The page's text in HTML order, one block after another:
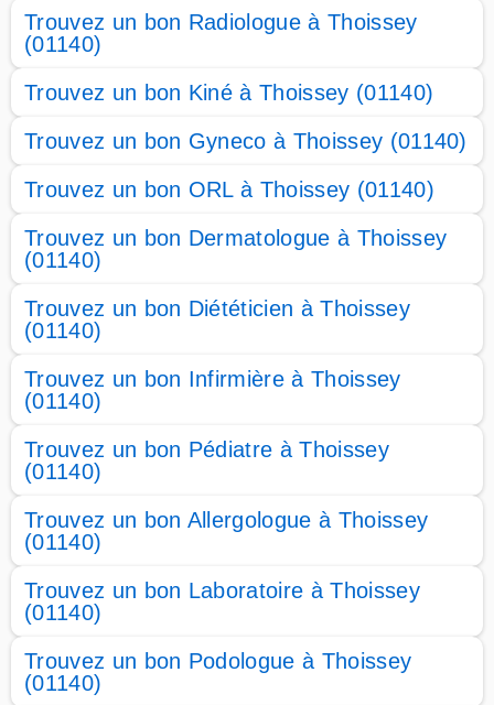
Trouvez un bon Radiologue à Thoissey
(01140)
Trouvez un bon Kiné à Thoissey (01140)
Trouvez un bon Gyneco à Thoissey (01140)
Trouvez un bon ORL à Thoissey (01140)
Trouvez un bon Dermatologue à Thoissey
(01140)
Trouvez un bon Diététicien à Thoissey
(01140)
Trouvez un bon Infirmière à Thoissey
(01140)
Trouvez un bon Pédiatre à Thoissey
(01140)
Trouvez un bon Allergologue à Thoissey
(01140)
Trouvez un bon Laboratoire à Thoissey
(01140)
Trouvez un bon Podologue à Thoissey
(01140)